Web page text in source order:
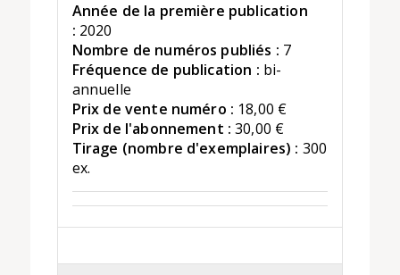
Année de la première publication
: 2020
Nombre de numéros publiés : 7
Fréquence de publication : bi-
annuelle
Prix de vente numéro : 18,00 €
Prix de l'abonnement : 30,00 €
Tirage (nombre d'exemplaires) : 300
ex.